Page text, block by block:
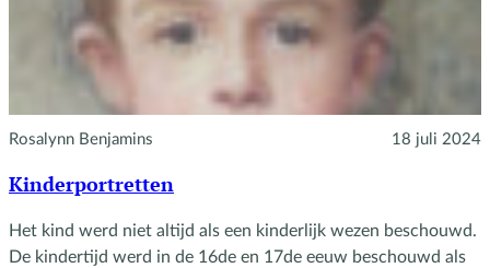
Rosalynn Benjamins 18 juli 2024
Kinderportretten
Het kind werd niet altijd als een kinderlijk wezen beschouwd.
De kindertijd werd in de 16de en 17de eeuw beschouwd als